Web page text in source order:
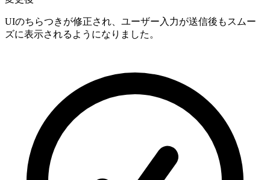
UIのちらつきが修正され、ユーザー入力が送信後もスムー
ズに表示されるようになりました。